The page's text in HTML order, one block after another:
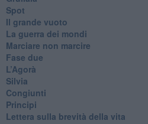
Spot
​Il grande vuoto
​La guerra dei mondi
Marciare non marcire
Fase due
L’Agorà
Silvia
Congiunti
Principi
​Lettera sulla brevità della vita